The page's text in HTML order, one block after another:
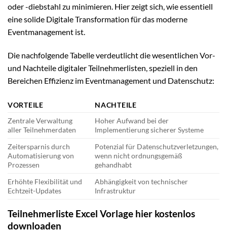
oder -diebstahl zu minimieren. Hier zeigt sich, wie essentiell
eine solide Digitale Transformation für das moderne
Eventmanagement ist.
Die nachfolgende Tabelle verdeutlicht die wesentlichen Vor-
und Nachteile digitaler Teilnehmerlisten, speziell in den
Bereichen Effizienz im Eventmanagement und Datenschutz:
VORTEILE
NACHTEILE
Zentrale Verwaltung
aller Teilnehmerdaten
Hoher Aufwand bei der
Implementierung sicherer Systeme
Zeitersparnis durch
Automatisierung von
Prozessen
Potenzial für Datenschutzverletzungen,
wenn nicht ordnungsgemäß
gehandhabt
Erhöhte Flexibilität und
Echtzeit-Updates
Abhängigkeit von technischer
Infrastruktur
Teilnehmerliste Excel Vorlage hier kostenlos
downloaden